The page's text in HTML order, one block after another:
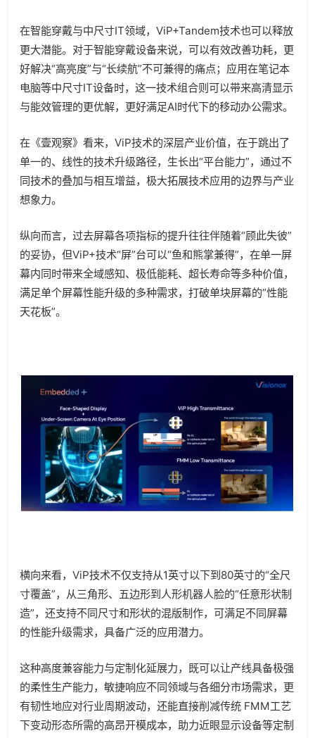
在智能穿戴与中尺寸IT领域，ViP+Tandem技术也可以释放
更大潜能。对于智能穿戴设备来说，可以有效改善功耗，更
好解决“高亮度”与“长续航”不可兼得的痛点；应用在笔记本
电脑等中尺寸IT设备时，这一技术组合则可以带来高清显示
与能效管理的更优解，更好满足AI时代下的移动办公需求。
在《壹观察》看来，ViP技术的深层产业价值，在于跳出了
单一的、线性的技术升级路径，生长出“平台能力”，通过不
同技术的叠加与相互增益，极大拓展技术应用的边界与产业
想象力。
纵向而言，过去屏幕各项指标的提升往往伴随着“顾此失彼”
的妥协，但ViP+技术“屏”台可以“鱼和熊掌兼得”，在单一屏
幕内同时带来全域感知、极低能耗、超长寿命等多种价值，
满足单个屏幕性能升级的多种需求，打破单块屏幕的“性能
天花板”。
横向来看，ViP技术不仅支持从1英寸以下到80英寸的“全尺
寸覆盖”，从三角形、五边形到人形机器人脸的“任意形状制
造”，还支持不同尺寸和形状的混版制作，可满足不同屏幕
的性能升级需求，具备广泛的应用潜力。
这种高度兼容能力与定制化延展力，既可以让产线具备极强
的柔性生产能力，敏捷响应不同领域与各细分市场需求，更
有韧性地应对行业周期波动，还能直接削减传统 FMM工艺
下变动形态所需的高昂开模成本，助力近眼显示设备等定制